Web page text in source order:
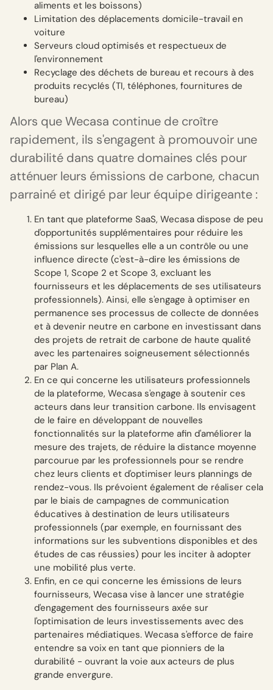
aliments et les boissons)
Limitation des déplacements domicile-travail en
voiture
Serveurs cloud optimisés et respectueux de
l'environnement
Recyclage des déchets de bureau et recours à des
produits recyclés (TI, téléphones, fournitures de
bureau)
Alors que Wecasa continue de croître
rapidement, ils s'engagent à promouvoir une
durabilité dans quatre domaines clés pour
atténuer leurs émissions de carbone, chacun
parrainé et dirigé par leur équipe dirigeante :
En tant que plateforme SaaS, Wecasa dispose de peu
d'opportunités supplémentaires pour réduire les
émissions sur lesquelles elle a un contrôle ou une
influence directe (c'est-à-dire les émissions de
Scope 1, Scope 2 et Scope 3, excluant les
fournisseurs et les déplacements de ses utilisateurs
professionnels). Ainsi, elle s'engage à optimiser en
permanence ses processus de collecte de données
et à devenir neutre en carbone en investissant dans
des projets de retrait de carbone de haute qualité
avec les partenaires soigneusement sélectionnés
par Plan A.
En ce qui concerne les utilisateurs professionnels
de la plateforme, Wecasa s'engage à soutenir ces
acteurs dans leur transition carbone. Ils envisagent
de le faire en développant de nouvelles
fonctionnalités sur la plateforme afin d'améliorer la
mesure des trajets, de réduire la distance moyenne
parcourue par les professionnels pour se rendre
chez leurs clients et d'optimiser leurs plannings de
rendez-vous. Ils prévoient également de réaliser cela
par le biais de campagnes de communication
éducatives à destination de leurs utilisateurs
professionnels (par exemple, en fournissant des
informations sur les subventions disponibles et des
études de cas réussies) pour les inciter à adopter
une mobilité plus verte.
Enfin, en ce qui concerne les émissions de leurs
fournisseurs, Wecasa vise à lancer une stratégie
d'engagement des fournisseurs axée sur
l'optimisation de leurs investissements avec des
partenaires médiatiques. Wecasa s'efforce de faire
entendre sa voix en tant que pionniers de la
durabilité - ouvrant la voie aux acteurs de plus
grande envergure.